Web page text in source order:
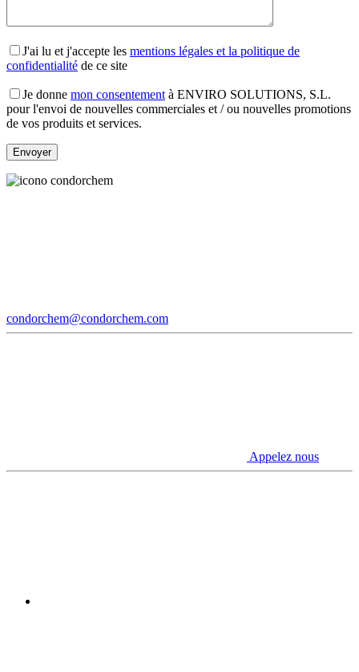
J'ai lu et j'accepte les mentions légales et la politique de
confidentialité de ce site
Je donne mon consentement à ENVIRO SOLUTIONS, S.L.
pour l'envoi de nouvelles commerciales et / ou nouvelles promotions
de vos produits et services.
condorchem@condorchem.com
Appelez nous